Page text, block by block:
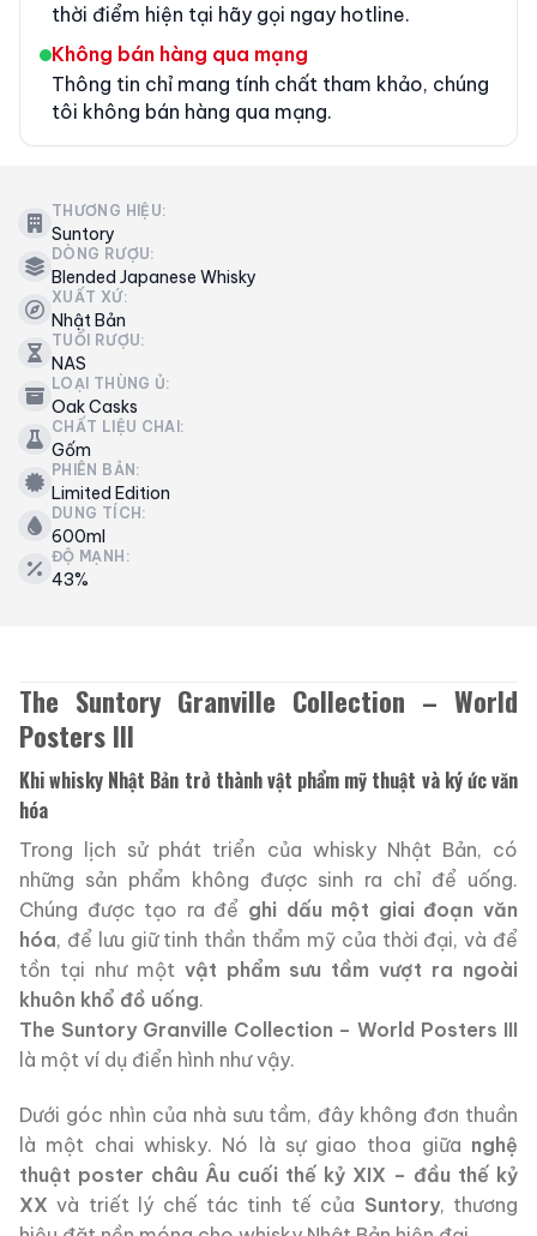
thời điểm hiện tại hãy gọi ngay hotline.
Không bán hàng qua mạng
Thông tin chỉ mang tính chất tham khảo, chúng
tôi không bán hàng qua mạng.
THƯƠNG HIỆU:
Suntory
DÒNG RƯỢU:
Blended Japanese Whisky
XUẤT XỨ:
Nhật Bản
TUỔI RƯỢU:
NAS
LOẠI THÙNG Ủ:
Oak Casks
CHẤT LIỆU CHAI:
Gốm
PHIÊN BẢN:
Limited Edition
DUNG TÍCH:
600ml
ĐỘ MẠNH:
43%
The Suntory Granville Collection – World
Posters III
Khi whisky Nhật Bản trở thành vật phẩm mỹ thuật và ký ức văn
hóa
Trong lịch sử phát triển của whisky Nhật Bản, có
những sản phẩm không được sinh ra chỉ để uống.
Chúng được tạo ra để ghi dấu một giai đoạn văn
hóa, để lưu giữ tinh thần thẩm mỹ của thời đại, và để
tồn tại như một vật phẩm sưu tầm vượt ra ngoài
khuôn khổ đồ uống.
The Suntory Granville Collection – World Posters III
là một ví dụ điển hình như vậy.
Dưới góc nhìn của nhà sưu tầm, đây không đơn thuần
là một chai whisky. Nó là sự giao thoa giữa nghệ
thuật poster châu Âu cuối thế kỷ XIX – đầu thế kỷ
XX và triết lý chế tác tinh tế của Suntory, thương